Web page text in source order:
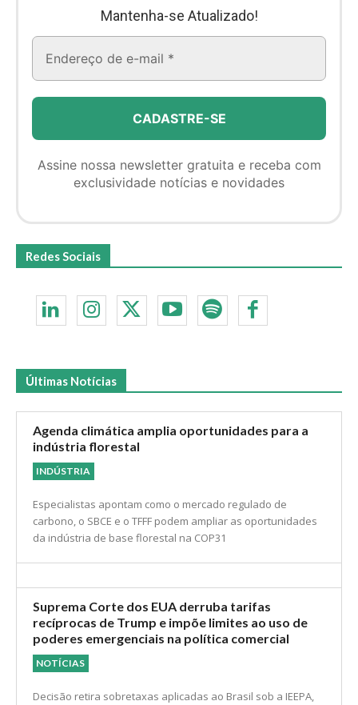
Mantenha-se Atualizado!
Assine nossa newsletter gratuita e receba com
exclusividade notícias e novidades
Redes Sociais
Últimas Notícias
Agenda climática amplia oportunidades para a
indústria florestal
INDÚSTRIA
Especialistas apontam como o mercado regulado de
carbono, o SBCE e o TFFF podem ampliar as oportunidades
da indústria de base florestal na COP31
Suprema Corte dos EUA derruba tarifas
recíprocas de Trump e impõe limites ao uso de
poderes emergenciais na política comercial
NOTÍCIAS
Decisão retira sobretaxas aplicadas ao Brasil sob a IEEPA,